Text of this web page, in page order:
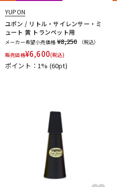
YUPON
ユポン / リトル・サイレンサー・ミ
ュート 黄 トランペット用
メーカー希望小売価格 ¥8,250
（税込）
販売価格¥6,600(税込)
ポイント：1% (60pt)